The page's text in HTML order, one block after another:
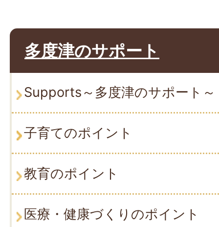
多度津のサポート
Supports～多度津のサポート～
子育てのポイント
教育のポイント
医療・健康づくりのポイント